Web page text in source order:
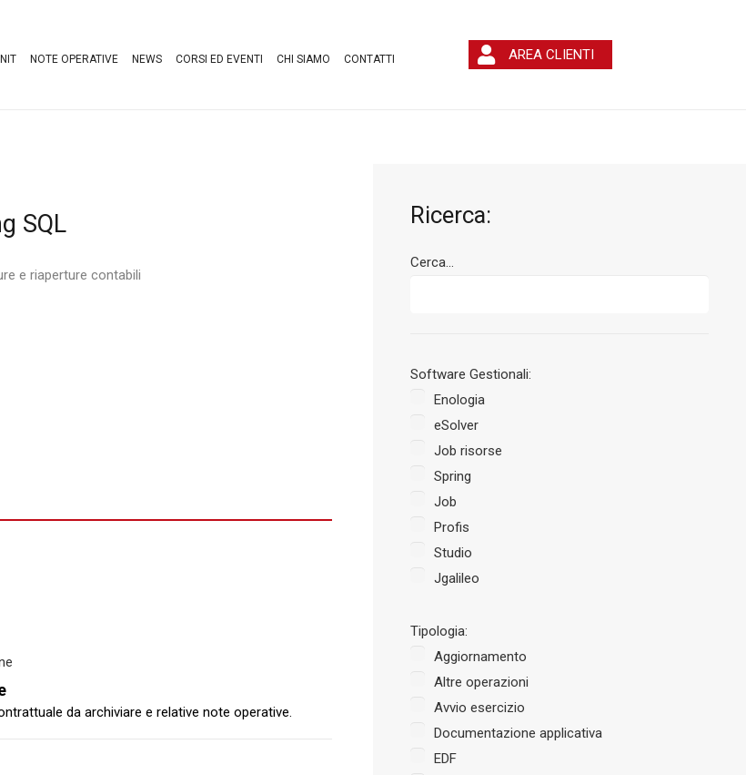
NOTE OPERATIVE NEWS CORSI ED EVENTI CHI SIAMO CONTATTI AREA CLIENTI
SQL
e riaperture contabili
da archiviare e relative note operative.
Ricerca:
Cerca...
Software Gestionali:
Enologia
eSolver
Job risorse
Spring
Job
Profis
Studio
Jgalileo
Tipologia:
Aggiornamento
Altre operazioni
Avvio esercizio
Documentazione applicativa
EDF